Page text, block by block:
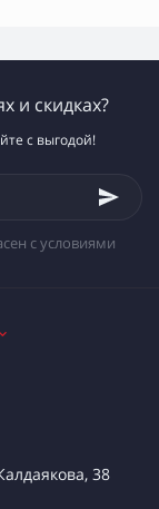
и скидках?
с выгодой!
с условиями
38